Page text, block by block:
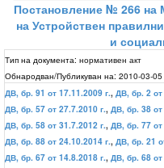
Постановление № 266 на
на Устройствен
и
Тип на документа: нормативен акт
Обнародван/Публикуван на: 2010-03-05
ДВ, бр. 91 от 17.11.2009 г., ДВ, бр. 2 от
ДВ, бр. 57 от 27.7.2010 г., ДВ, бр. 38 от
ДВ, бр. 58 от 31.7.2012 г., ДВ, бр. 77 от
ДВ, бр. 88 от 24.10.2014 г., ДВ, бр. 21
ДВ, бр. 67 от 14.8.2018 г., ДВ, бр. 68 от